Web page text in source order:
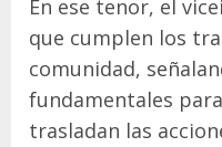
En ese tenor, el
que cumplen los
comunidad,
fundamentales
trasladan las